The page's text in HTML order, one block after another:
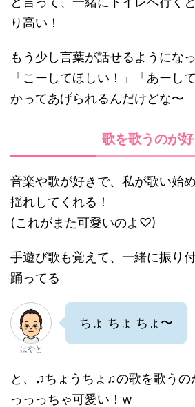
り高い！
もう少し言葉が話せるようにな
「こーしてほしい！」「あーし
かってあげられるんだけどな〜
歌を歌うのが好
音楽や歌が好きで、私が歌い始
揺れしてくれる！
(これがまた可愛いのよ♡)
手遊び歌も覚えて、一緒に振り
踊ってる
はやと
ちょ ちょ ちょ〜
と、♫ちょうちょ♫の歌を歌うの
っっっちゃ可愛い！w